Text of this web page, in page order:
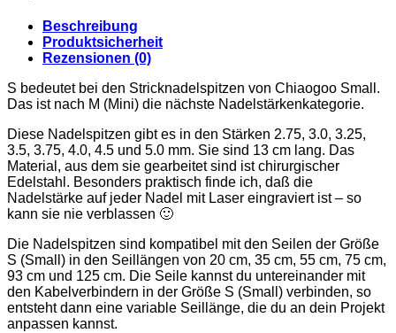
Nadelspitzen
von
2.75
bis
5
13
mm
Menge
Beschreibung
Produktsicherheit
Rezensionen (0)
S bedeutet bei den Stricknadelspitzen von Chiaogoo Small.
Das ist nach M (Mini) die nächste Nadelstärkenkategorie.
Diese Nadelspitzen gibt es in den Stärken 2.75, 3.0, 3.25,
3.5, 3.75, 4.0, 4.5 und 5.0 mm. Sie sind 13 cm lang. Das
Material, aus dem sie gearbeitet sind ist chirurgischer
Edelstahl. Besonders praktisch finde ich, daß die
Nadelstärke auf jeder Nadel mit Laser eingraviert ist – so
kann sie nie verblassen 🙂
Die Nadelspitzen sind kompatibel mit den Seilen der Größe
S (Small) in den Seillängen von 20 cm, 35 cm, 55 cm, 75 cm,
93 cm und 125 cm. Die Seile kannst du untereinander mit
den Kabelverbindern in der Größe S (Small) verbinden, so
entsteht dann eine variable Seillänge, die du an dein Projekt
anpassen kannst.